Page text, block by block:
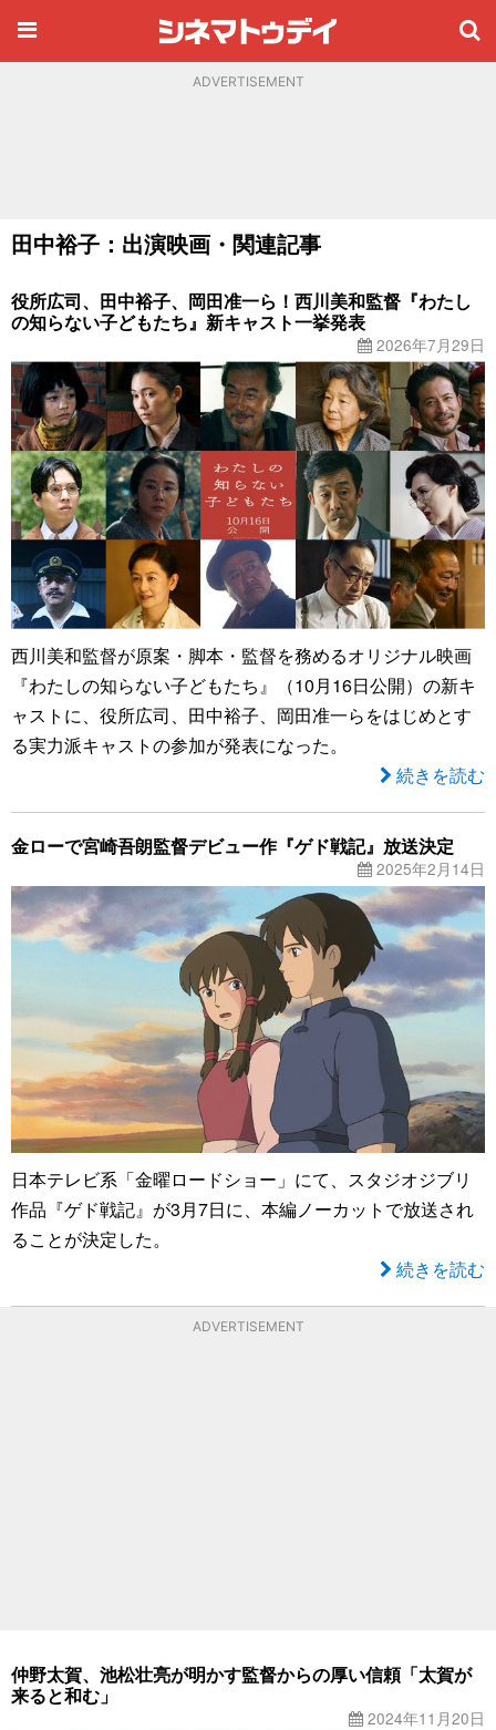
ADVERTISEMENT
田中裕子：出演映画・関連記事
役所広司、田中裕子、岡田准一ら！西川美和監督『わたし
の知らない子どもたち』新キャスト一挙発表
2026年7月29日
西川美和監督が原案・脚本・監督を務めるオリジナル映画
『わたしの知らない子どもたち』（10月16日公開）の新キ
ャストに、役所広司、田中裕子、岡田准一らをはじめとす
る実力派キャストの参加が発表になった。
続きを読む
金ローで宮崎吾朗監督デビュー作『ゲド戦記』放送決定
2025年2月14日
日本テレビ系「金曜ロードショー」にて、スタジオジブリ
作品『ゲド戦記』が3月7日に、本編ノーカットで放送され
ることが決定した。
続きを読む
ADVERTISEMENT
仲野太賀、池松壮亮が明かす監督からの厚い信頼「太賀が
来ると和む」
2024年11月20日